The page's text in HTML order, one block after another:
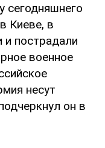
сегодняшнего
Киеве, в
и пострадали
военное
несут
он в